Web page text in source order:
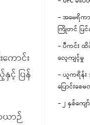
ောင်း
ပြန်
ယာဉ်
– အမေရိက
ကြိုတင် ပြ
– ပီကင်း ထိ
လေ့ကျင့်မှု
– ယူကရိန်
ပြောင်းစေမ
– ၂ နှစ်ကျ